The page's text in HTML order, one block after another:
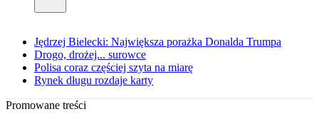
Jędrzej Bielecki: Największa porażka Donalda Trumpa
Drogo, drożej... surowce
Polisa coraz częściej szyta na miarę
Rynek długu rozdaje karty
Promowane treści